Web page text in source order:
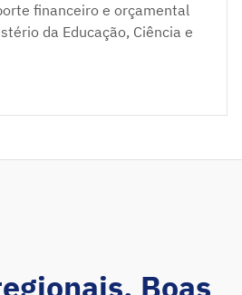
financeiro e orçamental
da Educação, Ciência e
Boas